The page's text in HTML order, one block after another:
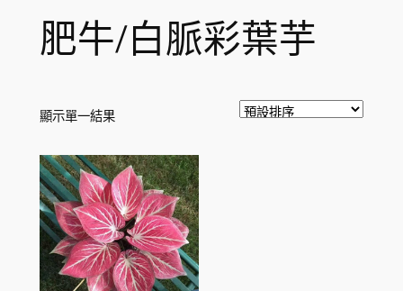
肥牛/白脈彩葉芋
顯示單一結果